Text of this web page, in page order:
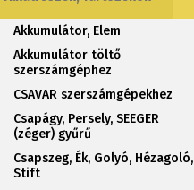
Akkumulátor, Elem
Akkumulátor töltő
szerszámgéphez
CSAVAR szerszámgépekhez
Csapágy, Persely, SEEGER
(zéger) gyűrű
Csapszeg, Ék, Golyó, Hézagoló,
Stift